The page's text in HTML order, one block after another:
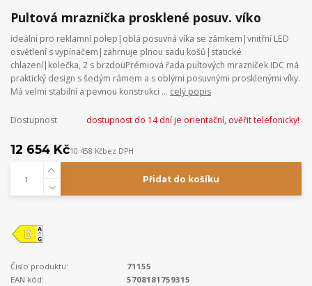
Pultová mraznička prosklené posuv. víko
ideální pro reklamní polep|oblá posuvná víka se zámkem|vnitřní LED
osvětlení s vypínačem|zahrnuje plnou sadu košů|statické
chlazení|kolečka, 2 s brzdouPrémiová řada pultových mrazniček IDC má
praktický design s šedým rámem a s oblými posuvnými prosklenými víky.
Má velmi stabilní a pevnou konstrukci ... celý popis
Dostupnost dostupnost do 14 dní je orientační, ověřit telefonicky!
12 654 Kč10 458 Kčbez DPH
Přidat do košíku
Číslo produktu:
71155
EAN kód:
5708181759315